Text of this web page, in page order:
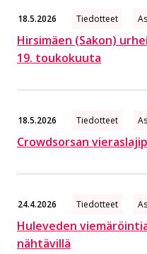
18.5.2026 Tiedotteet
Hirsimäen (Sakon)
19. toukokuuta
18.5.2026 Tiedotteet
Crowdsorsan
24.4.2026 Tiedotteet
Huleveden
nähtävillä